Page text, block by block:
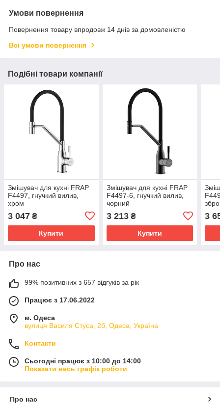
Умови повернення
Повернення товару впродовж 14 днів за домовленістю
Всі умови повернення
Подібні товари компанії
Змішувач для кухні FRAP
F4497, гнучкий вилив,
хром
3 047 ₴
Купити
Змішувач для кухні FRAP
F4497-6, гнучкий вилив,
чорний
3 213₴
Купити
3
Про нас
99% позитивних з 657 відгуків за рік
Працює з 17.06.2022
м. Одеса
вулиця Василя Стуса, 2б, Одеса, Україна
Контакти
Сьогодні працює з 10:00 до 14:00
Показати весь графік роботи
Про нас